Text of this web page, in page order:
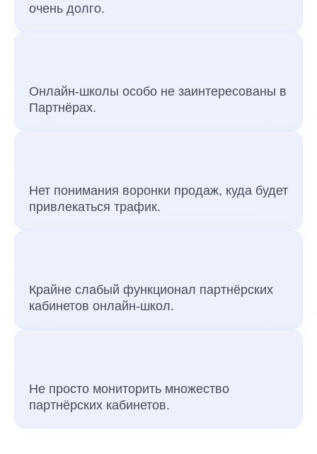
очень долго.
Онлайн-школы особо не заинтересованы в
Партнёрах.
Нет понимания воронки продаж, куда будет
привлекаться трафик.
Крайне слабый функционал партнёрских
кабинетов онлайн-школ.
Не просто мониторить множество
партнёрских кабинетов.